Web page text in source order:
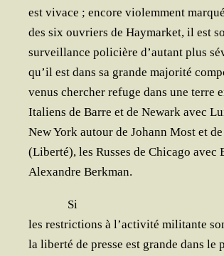
est vivace ; encore vio­lem­ment
des six ouvriers de Hay­mar­ket, il est
sur­veillance poli­cière d’autant plus
qu’il est dans sa grande majo­ri­té
venus cher­cher refuge dans une terre
Ita­liens de Barre et de Newark avec
New York autour de Johann Most et
(Liber­té), les Russes de Chi­ca­go avec
Alexandre Berkman.
Si
les res­tric­tions à l’activité mili­tante
la liber­té de presse est grande dans le